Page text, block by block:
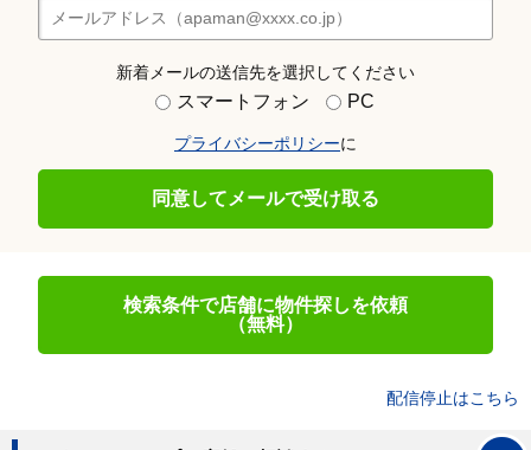
新着メールの送信先を選択してください
スマートフォン PC
プライバシーポリシーに
同意してメールで受け取る
検索条件で店舗に物件探しを依頼
（無料）
配信停止はこちら